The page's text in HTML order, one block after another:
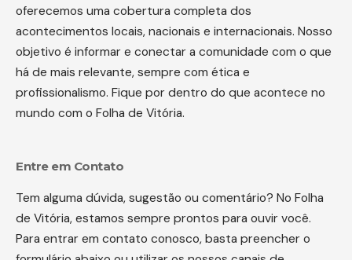
oferecemos uma cobertura completa dos
acontecimentos locais, nacionais e internacionais. Nosso
objetivo é informar e conectar a comunidade com o que
há de mais relevante, sempre com ética e
profissionalismo. Fique por dentro do que acontece no
mundo com o Folha de Vitória.
Entre em Contato
Tem alguma dúvida, sugestão ou comentário? No Folha
de Vitória, estamos sempre prontos para ouvir você.
Para entrar em contato conosco, basta preencher o